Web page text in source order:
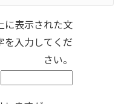
に表示された文
を入力してくだ
さい。